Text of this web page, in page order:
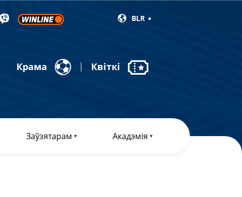
BLR
Крама Квіткі
Заўзятарам Акадэмія